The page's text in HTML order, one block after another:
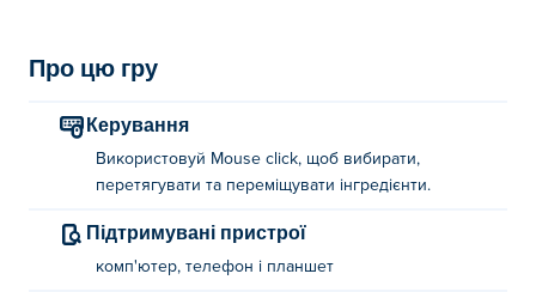
Про цю гру
Керування
Використовуй Mouse click, щоб вибирати,
перетягувати та переміщувати інгредієнти.
Підтримувані пристрої
комп'ютер, телефон і планшет